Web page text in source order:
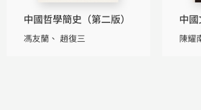
中國哲學簡史（第二版）
馮友蘭 趙復三
中
本）
陳耀